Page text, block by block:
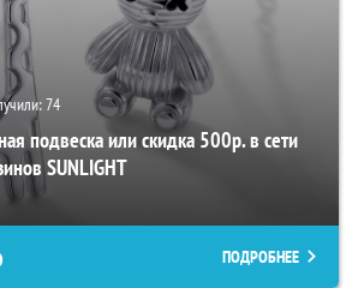
74
подвеска или скидка 500р. в сети
SUNLIGHT
ПОДРОБНЕЕ